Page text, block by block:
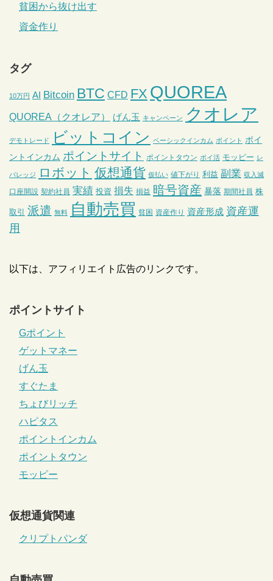
貧困から抜け出す
資金作り
タグ
10万円 AI Bitcoin BTC CFD FX QUOREA
QUOREA（クオレア） げん玉 キャンペーン クオレア
デモトレード ビットコイン ベーシックインカム ポイント ポイ
ントインカム ポイントサイト ポイントタウン ポイ活 モッピー レ
バレッジ ロボット 仮想通貨 仮払い 値下がり 利益 副業 収入減
口座開設 契約社員 実績 投資 損失 損益 暗号資産 暴落 期間社員 株
取引 派遣 無料 自動売買 貧困 資産作り 資産形成 資産運
用
以下は、アフィリエイト広告のリンクです。
ポイントサイト
Gポイント
ゲットマネー
げん玉
すぐたま
ちょびリッチ
ハピタス
ポイントインカム
ポイントタウン
モッピー
仮想通貨関連
クリプトパンダ